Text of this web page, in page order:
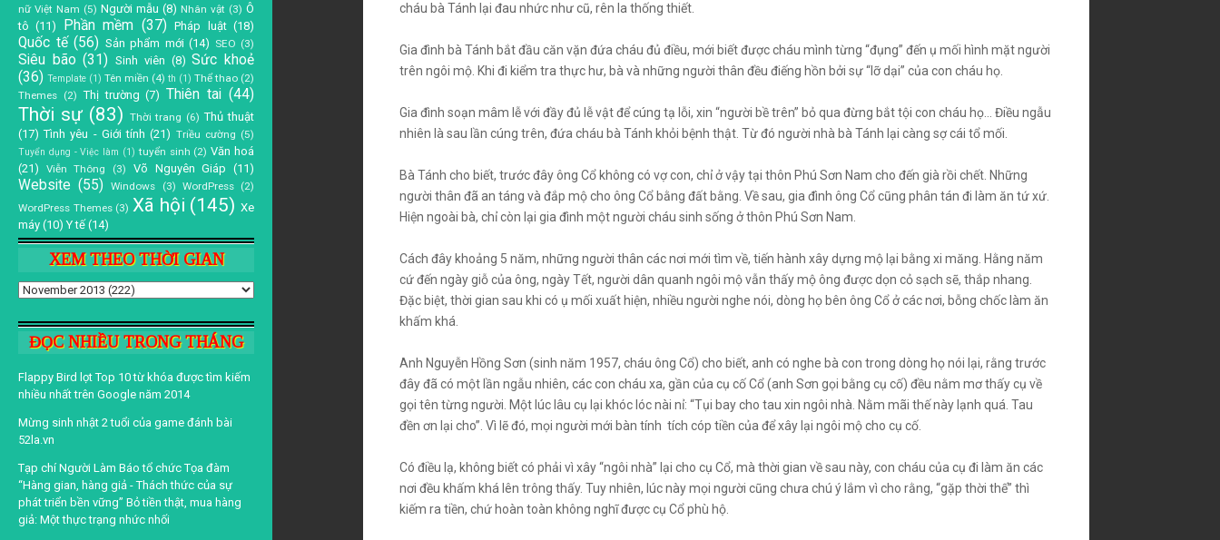
nữ Việt Nam (5) Người mẫu (8) Nhân vật (3) Ô
tô (11) Phần mềm (37) Pháp luật (18)
Quốc tế (56) Sản phẩm mới (14) SEO (3)
Siêu bão (31) Sinh viên (8) Sức khoẻ
(36) Template (1) Tên miền (4) th (1) Thể thao (2)
Themes (2) Thị trường (7) Thiên tai (44)
Thời sự (83) Thời trang (6) Thủ thuật
(17) Tình yêu - Giới tính (21) Triều cường (5)
Tuyển dụng - Việc làm (1) tuyển sinh (2) Văn hoá
(21)
Viễn Thông (3) Võ Nguyên Giáp (11)
Website (55) Windows (3) WordPress (2)
WordPress Themes (3) Xã hội (145) Xe
máy (10) Y tế (14)
XEM THEO THỜI GIAN
ĐỌC NHIỀU TRONG THÁNG
Flappy Bird lọt Top 10 từ khóa được tìm kiếm
nhiều nhất trên Google năm 2014
Mừng sinh nhật 2 tuổi của game đánh bài
52la.vn
Tạp chí Người Làm Báo tổ chức Tọa đàm
“Hàng gian, hàng giả - Thách thức của sự
phát triển bền vững” Bỏ tiền thật, mua hàng
giả: Một thực trạng nhức nhối
cháu bà Tánh lại đau nhức như cũ, rên la thống thiết.
Gia đình bà Tánh bắt đầu căn vặn đứa cháu đủ điều, mới biết được cháu mình từng “đụng” đến ụ mối hình mặt người
trên ngôi mộ. Khi đi kiểm tra thực hư, bà và những người thân đều điếng hồn bởi sự “lỡ dại” của con cháu họ.
Gia đình soạn mâm lễ với đầy đủ lễ vật để cúng tạ lỗi, xin “người bề trên” bỏ qua đừng bắt tội con cháu họ… Điều ngẫu
nhiên là sau lần cúng trên, đứa cháu bà Tánh khỏi bệnh thật. Từ đó người nhà bà Tánh lại càng sợ cái tổ mối.
Bà Tánh cho biết, trước đây ông Cổ không có vợ con, chỉ ở vậy tại thôn Phú Sơn Nam cho đến già rồi chết. Những
người thân đã an táng và đắp mộ cho ông Cổ bằng đất bằng. Về sau, gia đình ông Cổ cũng phân tán đi làm ăn tứ xứ.
Hiện ngoài bà, chỉ còn lại gia đình một người cháu sinh sống ở thôn Phú Sơn Nam.
Cách đây khoảng 5 năm, những người thân các nơi mới tìm về, tiến hành xây dựng mộ lại bằng xi măng. Hằng năm
cứ đến ngày giỗ của ông, ngày Tết, người dân quanh ngôi mộ vẫn thấy mộ ông được dọn cỏ sạch sẽ, thắp nhang.
Đặc biệt, thời gian sau khi có ụ mối xuất hiện, nhiều người nghe nói, dòng họ bên ông Cổ ở các nơi, bỗng chốc làm ăn
khấm khá.
Anh Nguyễn Hồng Sơn (sinh năm 1957, cháu ông Cổ) cho biết, anh có nghe bà con trong dòng họ nói lại, rằng trước
đây đã có một lần ngẫu nhiên, các con cháu xa, gần của cụ cố Cổ (anh Sơn gọi bằng cụ cố) đều nằm mơ thấy cụ về
gọi tên từng người. Một lúc lâu cụ lại khóc lóc nài nỉ: “Tụi bay cho tau xin ngôi nhà. Nằm mãi thế này lạnh quá. Tau
đền ơn lại cho”. Vì lẽ đó, mọi người mới bàn tính tích cóp tiền của để xây lại ngôi mộ cho cụ cố.
Có điều lạ, không biết có phải vì xây “ngôi nhà” lại cho cụ Cổ, mà thời gian về sau này, con cháu của cụ đi làm ăn các
nơi đều khấm khá lên trông thấy. Tuy nhiên, lúc này mọi người cũng chưa chú ý lắm vì cho rằng, “gặp thời thế” thì
kiếm ra tiền, chứ hoàn toàn không nghĩ được cụ Cổ phù hộ.